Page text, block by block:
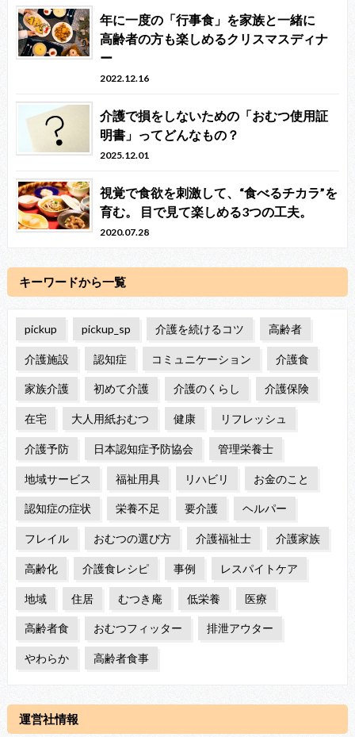
年に一度の「行事食」を家族と一緒に
高齢者の方も楽しめるクリスマスディナ
ー
2022.12.16
介護で損をしないための「おむつ使用証
明書」ってどんなもの？
2025.12.01
視覚で食欲を刺激して、“食べるチカラ”を
育む。 目で見て楽しめる3つの工夫。
2020.07.28
キーワードから一覧
pickup pickup_sp 介護を続けるコツ 高齢者
介護施設 認知症 コミュニケーション 介護食
家族介護 初めて介護 介護のくらし 介護保険
在宅 大人用紙おむつ 健康 リフレッシュ
介護予防 日本認知症予防協会 管理栄養士
地域サービス 福祉用具 リハビリ お金のこと
認知症の症状 栄養不足 要介護 ヘルパー
フレイル おむつの選び方 介護福祉士 介護家族
高齢化 介護食レシピ 事例 レスパイトケア
地域 住居 むつき庵 低栄養 医療
高齢者食 おむつフィッター 排泄アウター
やわらか 高齢者食事
運営社情報